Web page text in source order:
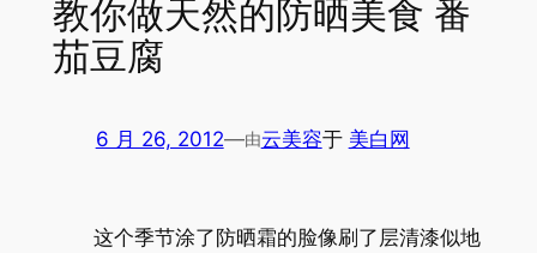
教你做天然的防晒美食 番
茄豆腐
6 月 26, 2012—由云美容于 美白网
这个季节涂了防晒霜的脸像刷了层清漆似地